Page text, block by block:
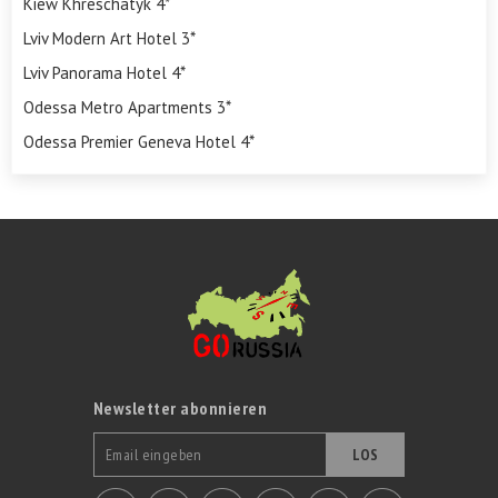
Lviv Modern Art Hotel 3*
Lviv Panorama Hotel 4*
Odessa Metro Apartments 3*
Odessa Premier Geneva Hotel 4*
Newsletter abonnieren
LOS